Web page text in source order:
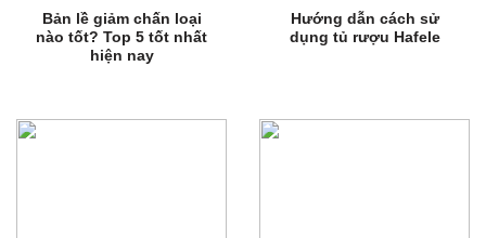
Bản lề giảm chấn loại
nào tốt? Top 5 tốt nhất
hiện nay
Hướng dẫn cách sử
dụng tủ rượu Hafele